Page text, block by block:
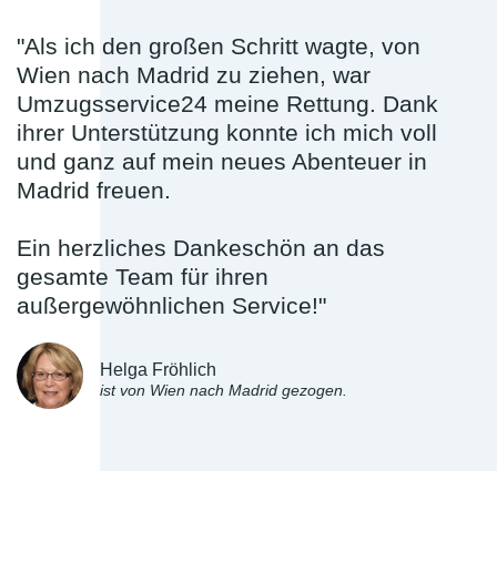
"Als ich den großen Schritt wagte, von
Wien nach Madrid zu ziehen, war
Umzugsservice24 meine Rettung. Dank
ihrer Unterstützung konnte ich mich voll
und ganz auf mein neues Abenteuer in
Madrid freuen.
Ein herzliches Dankeschön an das
gesamte Team für ihren
außergewöhnlichen Service!"
Helga Fröhlich
ist von Wien nach Madrid gezogen.